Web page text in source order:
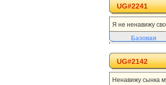
UG#2241
Я не ненавижу
Базовая
UG#2142
Ненавижу сынка